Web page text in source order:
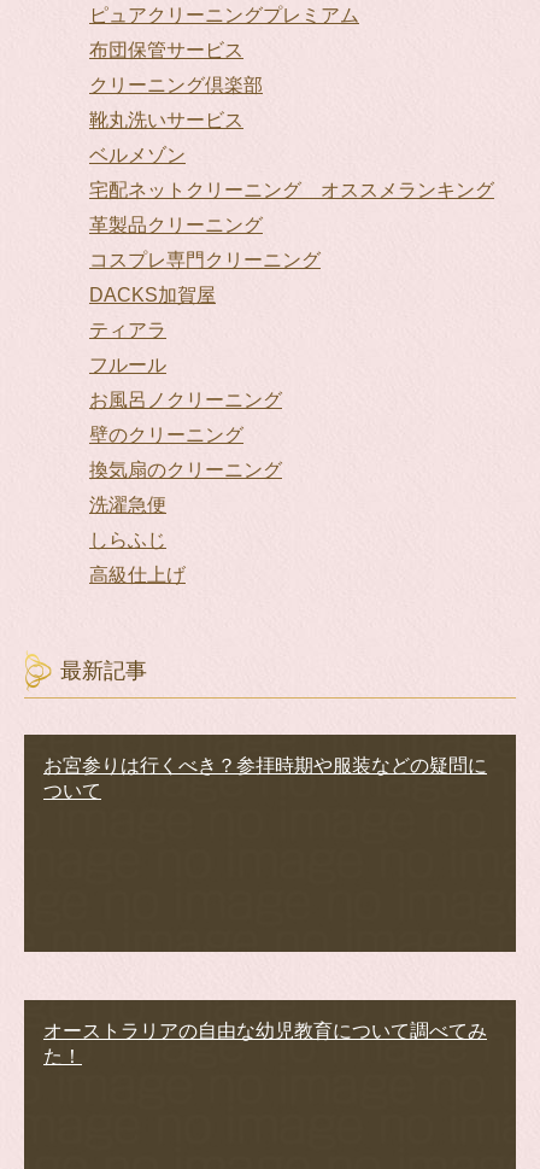
ピュアクリーニングプレミアム
布団保管サービス
クリーニング倶楽部
靴丸洗いサービス
ベルメゾン
宅配ネットクリーニング オススメランキング
革製品クリーニング
コスプレ専門クリーニング
DACKS加賀屋
ティアラ
フルール
お風呂ノクリーニング
壁のクリーニング
換気扇のクリーニング
洗濯急便
しらふじ
高級仕上げ
最新記事
お宮参りは行くべき？参拝時期や服装などの疑問に
ついて
オーストラリアの自由な幼児教育について調べてみ
た！